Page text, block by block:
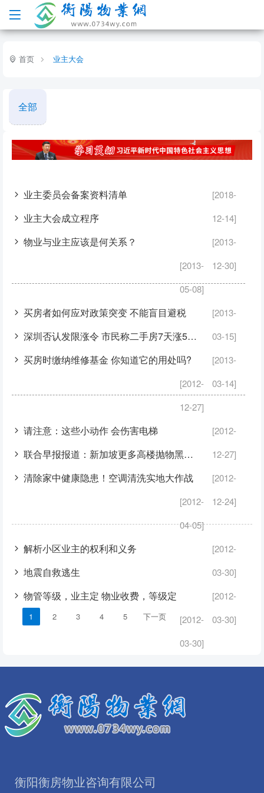
首页 业主大会
全部
业主委员会备案资料清单
[2018-
12-14]
业主大会成立程序
[2013-
12-30]
物业与业主应该是何关系？
[2013-
05-08]
买房者如何应对政策突变 不能盲目避税
[2013-
03-15]
深圳否认发限涨令 市民称二手房7天涨50万
[2013-
03-14]
买房时缴纳维修基金 你知道它的用处吗?
[2012-
12-27]
请注意：这些小动作 会伤害电梯
[2012-
12-27]
联合早报报道：新加坡更多高楼抛物黑区将装电眼
[2012-
12-24]
清除家中健康隐患！空调清洗实地大作战
[2012-
04-05]
解析小区业主的权利和义务
[2012-
03-30]
地震自救逃生
[2012-
03-30]
物管等级，业主定 物业收费，等级定
[2012-
03-30]
1 2 3 4 5 下一页
衡阳衡房物业咨询有限公司